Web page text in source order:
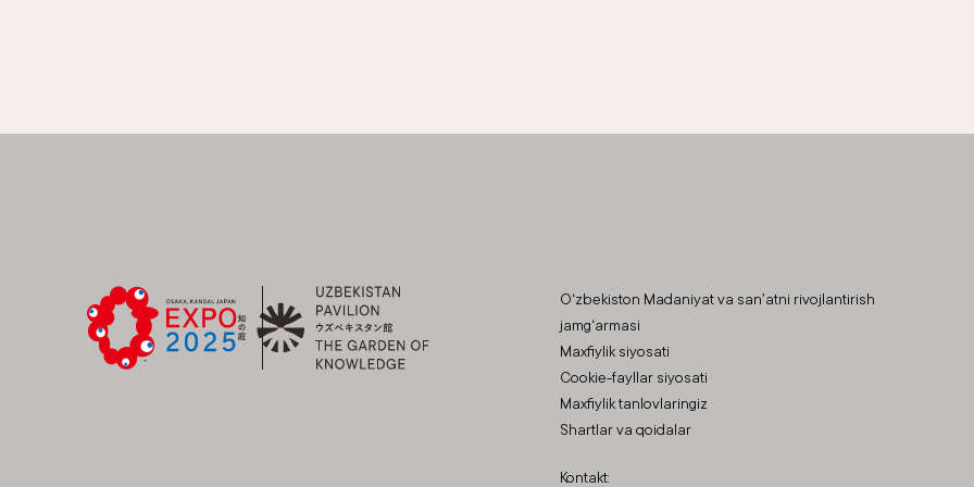
O‘zbekiston Madaniyat va san’atni rivojlantirish
jamg‘armasi
Maxfiylik siyosati
Cookie-fayllar siyosati
Maxfiylik tanlovlaringiz
Shartlar va qoidalar
Kontakt: